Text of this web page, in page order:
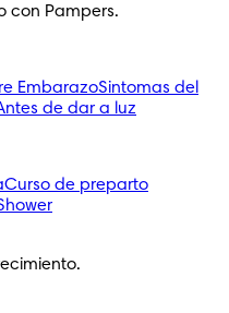
con Pampers.
EmbarazoSintomas del
de dar a luz
Curso de preparto